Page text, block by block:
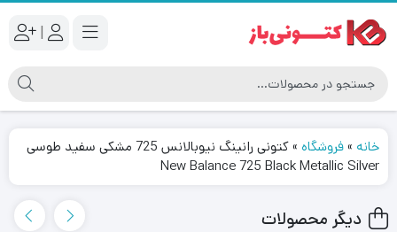
|
خانه »فروشگاه »
کتونی رانینگ نیوبالانس 725 مشکی سفید طوسی
New Balance 725 Black Metallic Silver
دیگر محصولات